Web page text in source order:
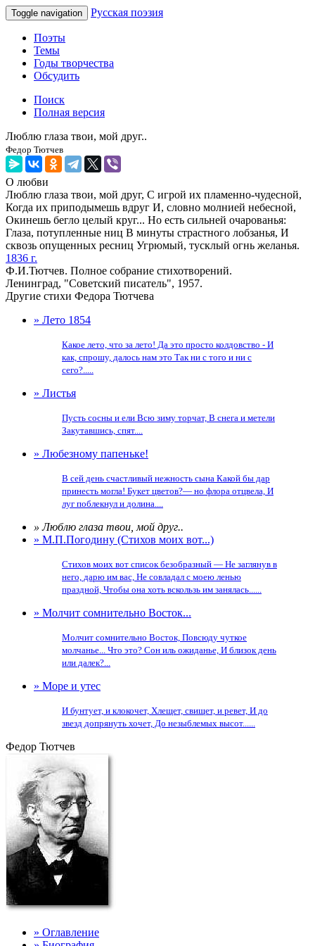
Toggle navigation Русская поэзия
Поэты
Темы
Годы творчества
Обсудить
Поиск
Полная версия
Люблю глаза твои, мой друг..
Федор Тютчев
О любви
Люблю глаза твои, мой друг, С игрой иx пламенно-чудесной,
Когда иx приподымешь вдруг И, словно молнией небесной,
Окинешь бегло целый круг... Но есть сильней очарованья:
Глаза, потупленные ниц В минуты страстного лобзанья, И
сквозь опущенныx ресниц Угрюмый, тусклый огнь желанья.
1836 г.
Ф.И.Тютчев. Полное собрание стихотворений.
Ленинград, "Советский писатель", 1957.
Другие стихи Федора Тютчева
» Лето 1854
Какое лето, что за лето! Да это просто колдовство - И
как, спрошу, далось нам это Так ни с того и ни с
сего?.....
» Листья
Пусть сосны и ели Всю зиму торчат, В снега и метели
Закутавшись, спят....
» Любезному папеньке!
В сей день счастливый нежность сына Какой бы дар
принесть могла! Букет цветов?— но флора отцвела, И
луг поблекнул и долина....
» Люблю глаза твои, мой друг..
» М.П.Погодину (Стихов моих вот...)
Стихов моих вот список безобразный — Не заглянув в
него, дарю им вас, Не совладал с моею ленью
праздной, Чтобы она хоть вскользь им занялась......
» Молчит сомнительно Восток...
Молчит сомнительно Восток, Повсюду чуткое
молчанье... Что это? Сон иль ожиданье, И близок день
или далек?...
» Море и утес
И бунтует, и клокочет, Хлещет, свищет, и ревет, И до
звезд допрянуть хочет, До незыблемых высот......
Федор Тютчев
» Оглавление